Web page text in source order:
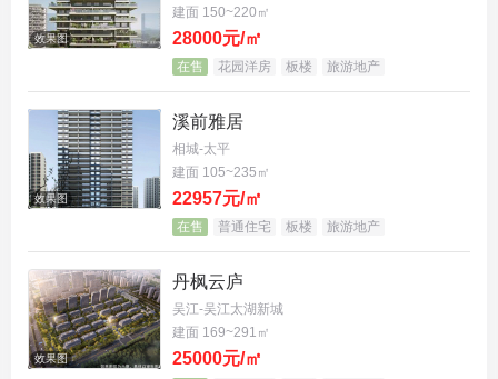
【物业费】：5.8元
【车位配比】：1:1.3
【交房时间】：现房款清交房
【物业公司】：上海澜芯物业管理有限公司
【开发公司】：上海骏联房地产开发有限公司
效果图
建面 150~220㎡
28000元/㎡
在售 花园洋房 板楼 旅游地产
效果图
溪前雅居
相城-太平
建面 105~235㎡
22957元/㎡
在售 普通住宅 板楼 旅游地产
效果图
丹枫云庐
吴江-吴江太湖新城
建面 169~291㎡
25000元/㎡